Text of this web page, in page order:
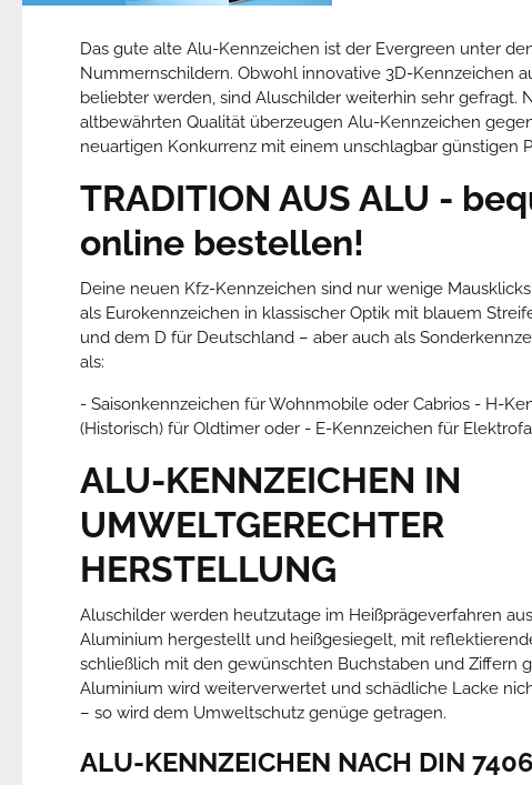
Das gute alte Alu-Kennzeichen ist der Evergreen unter
Nummernschildern. Obwohl innovative 3D-Kennzeichen
beliebter werden, sind Aluschilder weiterhin sehr gefragt.
altbewährten Qualität überzeugen Alu-Kennzeichen
neuartigen Konkurrenz mit einem unschlagbar günstigen
TRADITION AUS ALU -
online bestellen!
Deine neuen Kfz-Kennzeichen sind nur wenige
als Eurokennzeichen in klassischer Optik mit blauem
und dem D für Deutschland – aber auch als
als:
- Saisonkennzeichen für Wohnmobile oder Cabrios - H-
(Historisch) für Oldtimer oder - E-Kennzeichen für
ALU-KENNZEICHEN IN
UMWELTGERECHTER
HERSTELLUNG
Aluschilder werden heutzutage im Heißprägeverfahren
Aluminium hergestellt und heißgesiegelt, mit
schließlich mit den gewünschten Buchstaben und Ziffern
Aluminium wird weiterverwertet und schädliche Lacke
– so wird dem Umweltschutz genüge getragen.
ALU-KENNZEICHEN NACH DIN